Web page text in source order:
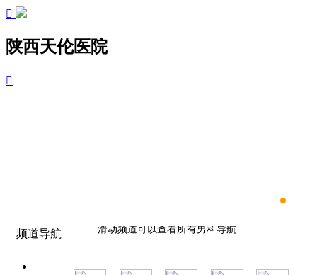

陕西天伦医院

频道导航 滑动频道可以查看所有男科导航